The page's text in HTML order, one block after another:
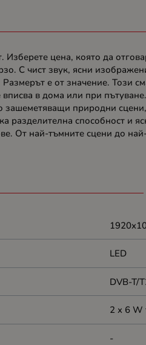
Изберете цена, която да
С чист звук, ясни
Размерът е от значение. Този
вписва в дома или при
природни сцени,
разделителна способност и
От най-тъмните сцени до
LED
DVB-T/
2 x 6 W
-